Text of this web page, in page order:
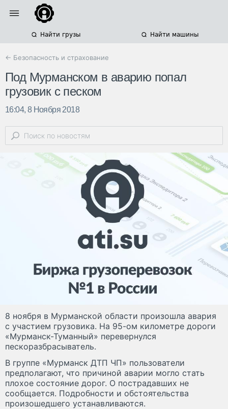
Найти грузы Найти машины
← Безопасность и страхование
Под Мурманском в аварию попал
грузовик с песком
16:04, 8 Ноября 2018
8 ноября в Мурманской области произошла авария
с участием грузовика. На 95-ом километре дороги
«Мурманск-Туманный» перевернулся
пескоразбрасыватель.
В группе «Мурманск ДТП ЧП» пользователи
предполагают, что причиной аварии могло стать
плохое состояние дорог. О пострадавших не
сообщается. Подробности и обстоятельства
произошедшего устанавливаются.